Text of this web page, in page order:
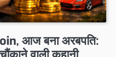
आज बना अरबपति: